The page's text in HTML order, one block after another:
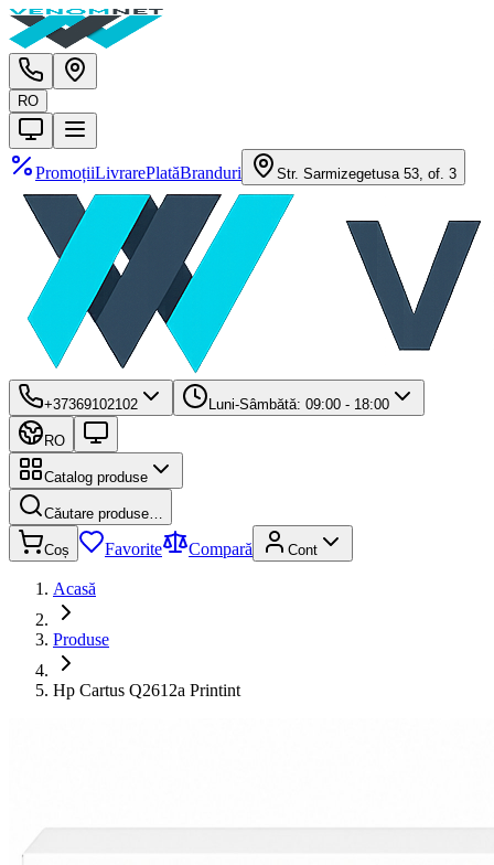
RO
PromoțiiLivrarePlatăBranduri Str. Sarmizegetusa 53, of. 3
+37369102102 Luni-Sâmbătă: 09:00 - 18:00
RO
Catalog produse
Căutare produse…
Coș Favorite Compară Cont
Acasă
Produse
Hp Cartus Q2612a Printint